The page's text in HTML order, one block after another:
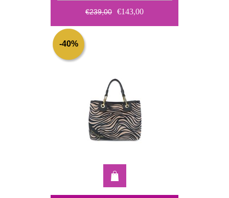
€239,00 €143,00
-40%